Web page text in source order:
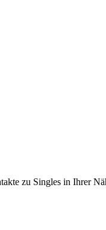
zu Singles in Ihrer